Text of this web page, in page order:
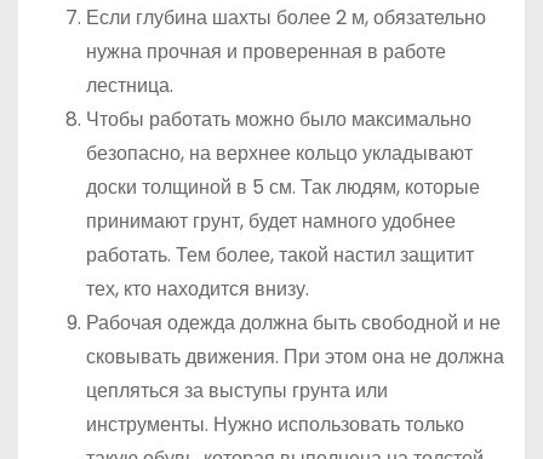
Если глубина шахты более 2 м, обязательно
нужна прочная и проверенная в работе
лестница.
Чтобы работать можно было максимально
безопасно, на верхнее кольцо укладывают
доски толщиной в 5 см. Так людям, которые
принимают грунт, будет намного удобнее
работать. Тем более, такой настил защитит
тех, кто находится внизу.
Рабочая одежда должна быть свободной и не
сковывать движения. При этом она не должна
цепляться за выступы грунта или
инструменты. Нужно использовать только